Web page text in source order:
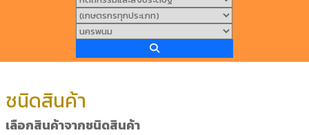
ชนิดสินค้า
เลือกสินค้าจากชนิดสินค้า